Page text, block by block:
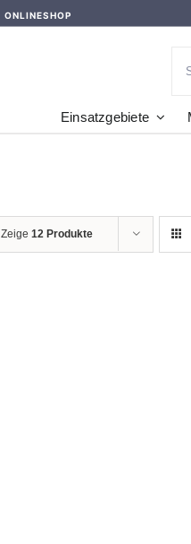
ONLINESHOP
Einsatzgebiete
Zeige 12 Produkte